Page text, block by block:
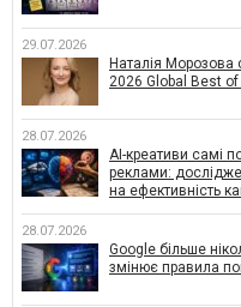
29.07.2026
Наталія Морозова
2026 Global Best
28.07.2026
AI-креативи самі
реклами:
на ефективність
28.07.2026
Google більше
змінює правила